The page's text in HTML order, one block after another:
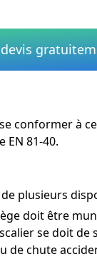
conformer à
81-40.
plusieurs
doit être
se doit de
de chute